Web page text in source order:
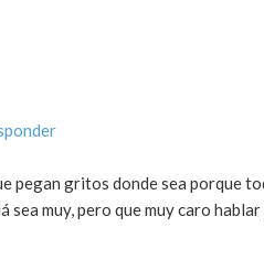
pegan gritos donde sea porque
muy, pero que muy caro